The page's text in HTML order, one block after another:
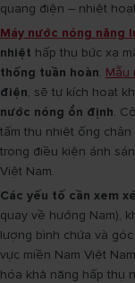
quang điện – nhiệt
Máy nước nóng năng
nhiệt hấp thụ bức xạ
thống tuần hoàn. Mẫu
điện, sẽ tự kích hoạt
nước nóng ổn định.
tấm thu nhiệt ống chân
trong điều kiện ánh
Việt Nam.
Các yếu tố cần xem
quay về hướng Nam),
lượng bình chứa và
vực miền Nam Việt
hóa khả năng hấp thụ